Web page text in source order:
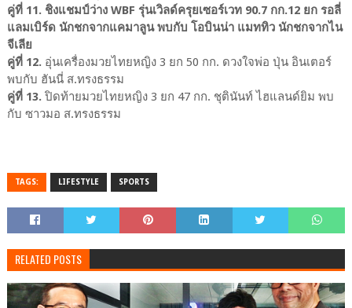
คู่ที่ 11. ชิงแชมป์ว่าง WBF รุ่นเวิลด์ครุยเซอร์เวท 90.7 กก.12 ยก รอลี่
แลมเบิร์ด นักชกจากแคมาลูน พบกับ โอบินน่า แมททิว นักชกจากไน
จีเลีย
คู่ที่ 12. อุ่นเครื่องมวยไทยหญิง 3 ยก 50 กก. ดวงใจพ่อ ปุ่น อินเตอร์
พบกับ ฮันนี่ ส.ทรงธรรม
คู่ที่ 13. ปิดท้ายมวยไทยหญิง 3 ยก 47 กก. ชุตินันท์ ไฮแลนด์ยิม พบ
กับ ซาวมอ ส.ทรงธรรม
TAGS: LIFESTYLE SPORTS
RELATED POSTS